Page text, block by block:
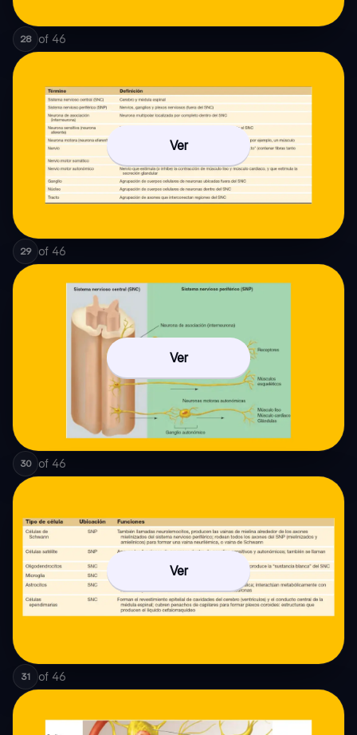
28 of 46
Ver
29 of 46
Ver
30 of 46
Ver
31 of 46